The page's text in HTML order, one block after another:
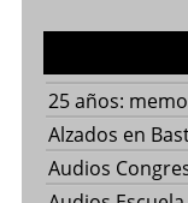
25 años:
Alzados en
Audios